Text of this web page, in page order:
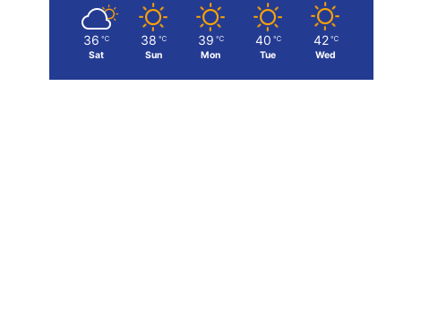
36 ℃
Sat
38 ℃
Sun
39 ℃
Mon
40 ℃
Tue
42 ℃
Wed